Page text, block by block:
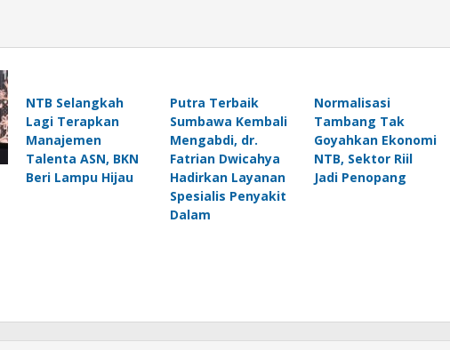
NTB Selangkah
Lagi Terapkan
Manajemen
Talenta ASN, BKN
Beri Lampu Hijau
Putra Terbaik
Sumbawa Kembali
Mengabdi, dr.
Fatrian Dwicahya
Hadirkan Layanan
Spesialis Penyakit
Dalam
Normalisasi
Tambang Tak
Goyahkan Ekonomi
NTB, Sektor Riil
Jadi Penopang